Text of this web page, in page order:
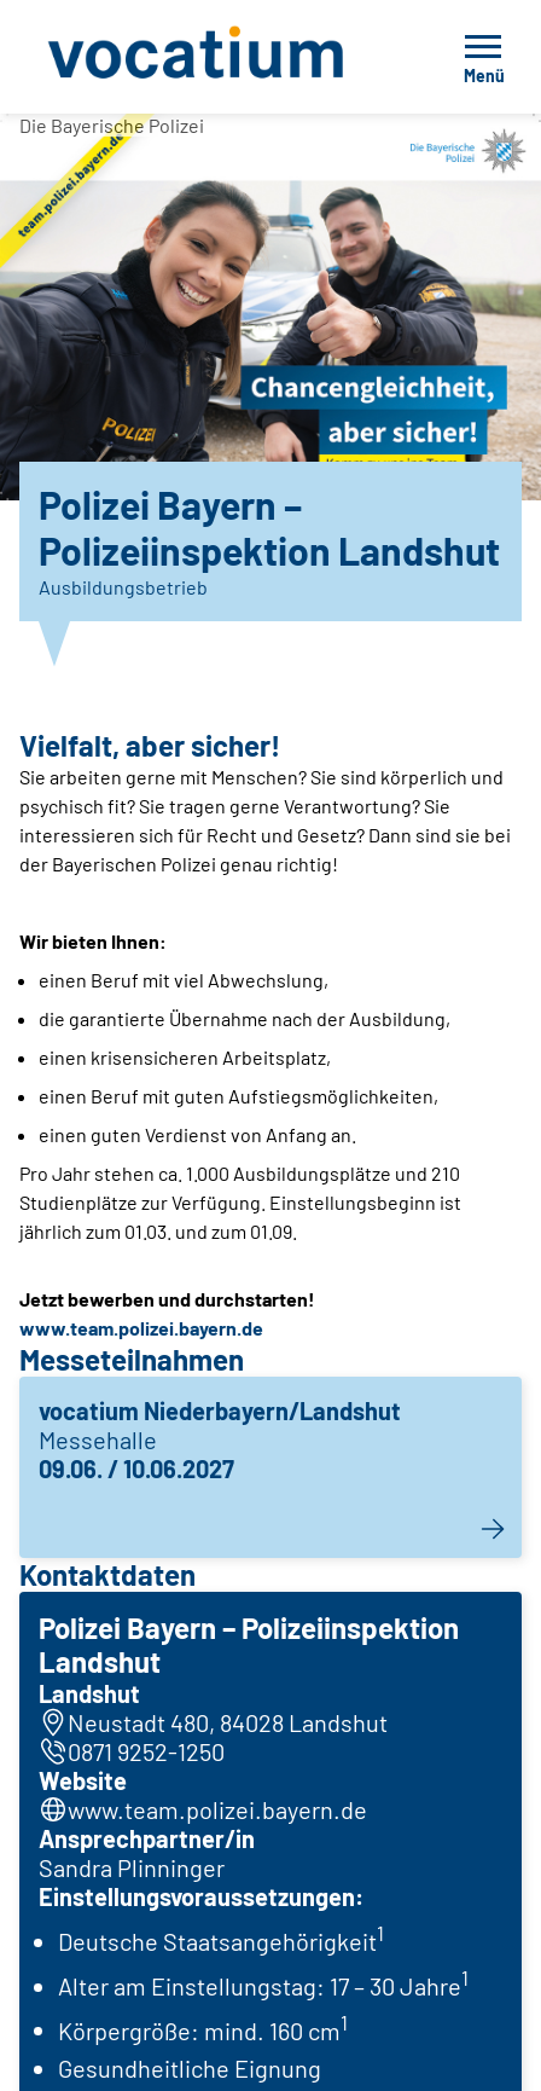
Menü
Die Bayerische Polizei
Polizei Bayern –
Polizeiinspektion Landshut
Ausbildungsbetrieb
Vielfalt, aber sicher!
Sie arbeiten gerne mit Menschen? Sie sind körperlich und
psychisch fit? Sie tragen gerne Verantwortung? Sie
interessieren sich für Recht und Gesetz? Dann sind sie bei
der Bayerischen Polizei genau richtig!
Wir bieten Ihnen:
einen Beruf mit viel Abwechslung,
die garantierte Übernahme nach der Ausbildung,
einen krisensicheren Arbeitsplatz,
einen Beruf mit guten Aufstiegsmöglichkeiten,
einen guten Verdienst von Anfang an.
Pro Jahr stehen ca. 1.000 Ausbildungsplätze und 210
Studienplätze zur Verfügung. Einstellungsbeginn ist
jährlich zum 01.03. und zum 01.09.
Jetzt bewerben und durchstarten!
www.team.polizei.bayern.de
Messeteilnahmen
vocatium Niederbayern/Landshut
Messehalle
09.06. / 10.06.2027
Kontaktdaten
Polizei Bayern – Polizeiinspektion
Landshut
Landshut
Neustadt 480, 84028 Landshut
0871 9252-1250
Website
www.team.polizei.bayern.de
Ansprechpartner/in
Sandra Plinninger
Einstellungsvoraussetzungen:
Deutsche Staatsangehörigkeit1
Alter am Einstellungstag: 17 – 30 Jahre1
Körpergröße: mind. 160 cm1
Gesundheitliche Eignung